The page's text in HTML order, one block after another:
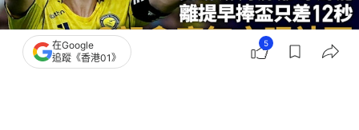
在Google
追蹤《香港01》
5